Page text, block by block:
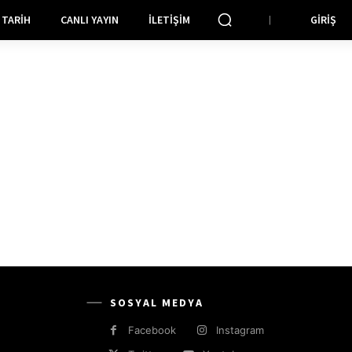
TARIH CANLI YAYIN İLETIŞIM GIRIŞ
SOSYAL MEDYA
Facebook
Instagram